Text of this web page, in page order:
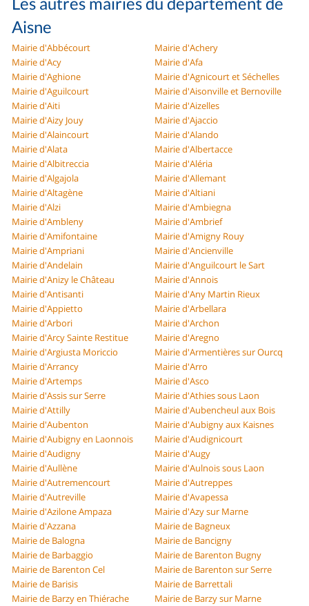
Aisne
Mairie d'Abbécourt
Mairie d'Achery
Mairie d'Acy
Mairie d'Afa
Mairie d'Aghione
Mairie d'Agnicourt et Séchelles
Mairie d'Aguilcourt
Mairie d'Aisonville et Bernoville
Mairie d'Aiti
Mairie d'Aizelles
Mairie d'Aizy Jouy
Mairie d'Ajaccio
Mairie d'Alaincourt
Mairie d'Alando
Mairie d'Alata
Mairie d'Albertacce
Mairie d'Albitreccia
Mairie d'Aléria
Mairie d'Algajola
Mairie d'Allemant
Mairie d'Altagène
Mairie d'Altiani
Mairie d'Alzi
Mairie d'Ambiegna
Mairie d'Ambleny
Mairie d'Ambrief
Mairie d'Amifontaine
Mairie d'Amigny Rouy
Mairie d'Ampriani
Mairie d'Ancienville
Mairie d'Andelain
Mairie d'Anguilcourt le Sart
Mairie d'Anizy le Château
Mairie d'Annois
Mairie d'Antisanti
Mairie d'Any Martin Rieux
Mairie d'Appietto
Mairie d'Arbellara
Mairie d'Arbori
Mairie d'Archon
Mairie d'Arcy Sainte Restitue
Mairie d'Aregno
Mairie d'Argiusta Moriccio
Mairie d'Armentières sur Ourcq
Mairie d'Arrancy
Mairie d'Arro
Mairie d'Artemps
Mairie d'Asco
Mairie d'Assis sur Serre
Mairie d'Athies sous Laon
Mairie d'Attilly
Mairie d'Aubencheul aux Bois
Mairie d'Aubenton
Mairie d'Aubigny aux Kaisnes
Mairie d'Aubigny en Laonnois
Mairie d'Audignicourt
Mairie d'Audigny
Mairie d'Augy
Mairie d'Aullène
Mairie d'Aulnois sous Laon
Mairie d'Autremencourt
Mairie d'Autreppes
Mairie d'Autreville
Mairie d'Avapessa
Mairie d'Azilone Ampaza
Mairie d'Azy sur Marne
Mairie d'Azzana
Mairie de Bagneux
Mairie de Balogna
Mairie de Bancigny
Mairie de Barbaggio
Mairie de Barenton Bugny
Mairie de Barenton Cel
Mairie de Barenton sur Serre
Mairie de Barisis
Mairie de Barrettali
Mairie de Barzy en Thiérache
Mairie de Barzy sur Marne